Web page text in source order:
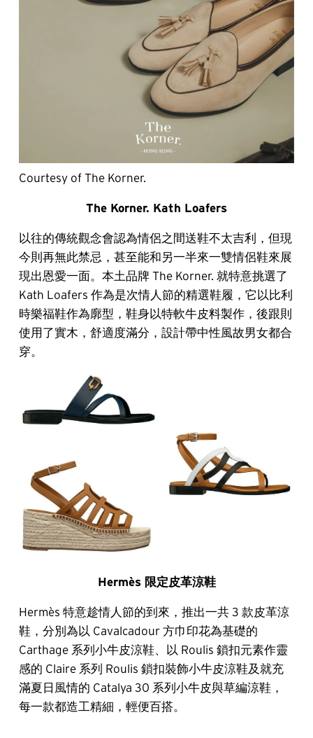
Courtesy of The Korner.
The Korner. Kath Loafers
以往的傳統觀念會認為情侶之間送鞋不太吉利，但現
今則再無此禁忌，甚至能和另一半來一雙情侶鞋來展
現出恩愛一面。本土品牌 The Korner. 就特意挑選了
Kath Loafers 作為是次情人節的精選鞋履，它以比利
時樂福鞋作為廓型，鞋身以特軟牛皮料製作，後跟則
使用了實木，舒適度滿分，設計帶中性風故男女都合
穿。
Hermès 限定皮革涼鞋
Hermès 特意趁情人節的到來，推出一共 3 款皮革涼
鞋，分別為以 Cavalcadour 方巾印花為基礎的
Carthage 系列小牛皮涼鞋、以 Roulis 鎖扣元素作靈
感的 Claire 系列 Roulis 鎖扣裝飾小牛皮涼鞋及就充
滿夏日風情的 Catalya 30 系列小牛皮與草編涼鞋，
每一款都造工精細，輕便百搭。